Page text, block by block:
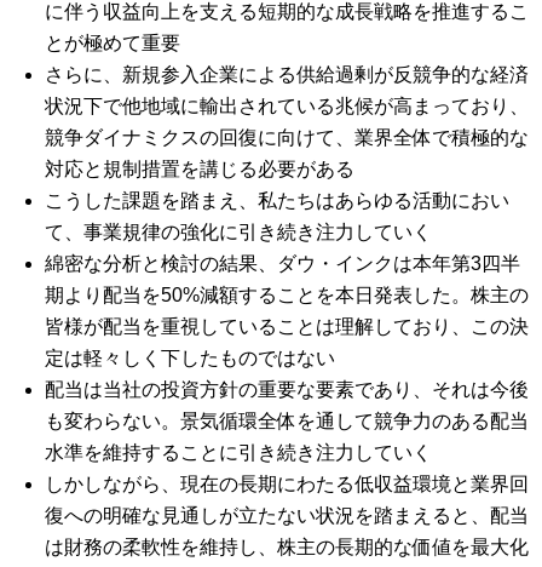
に伴う収益向上を支える短期的な成長戦略を推進するこ
とが極めて重要
さらに、新規参入企業による供給過剰が反競争的な経済
状況下で他地域に輸出されている兆候が高まっており、
競争ダイナミクスの回復に向けて、業界全体で積極的な
対応と規制措置を講じる必要がある
こうした課題を踏まえ、私たちはあらゆる活動におい
て、事業規律の強化に引き続き注力していく
綿密な分析と検討の結果、ダウ・インクは本年第3四半
期より配当を50%減額することを本日発表した。株主の
皆様が配当を重視していることは理解しており、この決
定は軽々しく下したものではない
配当は当社の投資方針の重要な要素であり、それは今後
も変わらない。景気循環全体を通して競争力のある配当
水準を維持することに引き続き注力していく
しかしながら、現在の長期にわたる低収益環境と業界回
復への明確な見通しが立たない状況を踏まえると、配当
は財務の柔軟性を維持し、株主の長期的な価値を最大化